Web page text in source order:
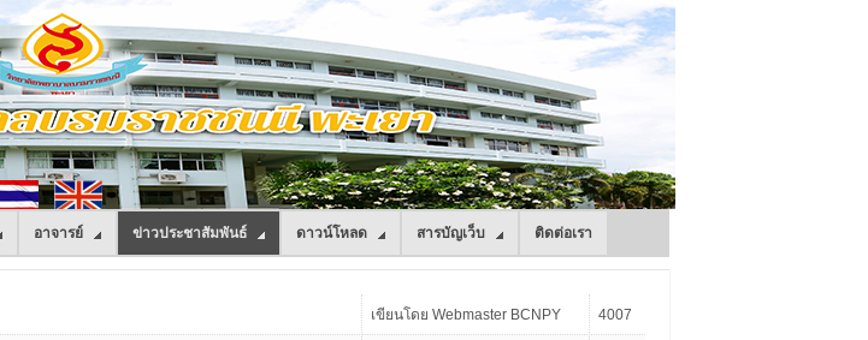
อาจารย์ ข่าวประชาสัมพันธ์ ดาวน์โหลด สารบัญเว็บ ติดต่อเรา
เขียนโดย Webmaster BCNPY 4007